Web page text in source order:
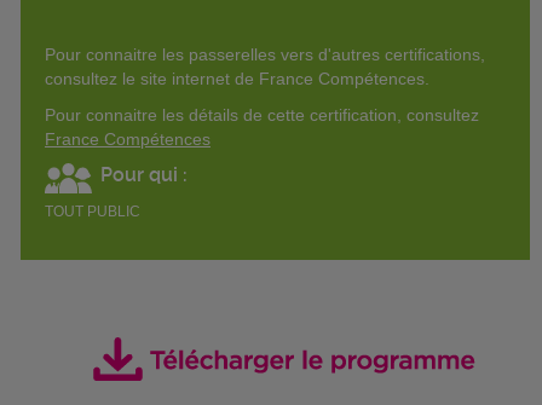
Pour connaitre les passerelles vers d'autres certifications,
consultez le site internet de France Compétences.
Pour connaitre les détails de cette certification, consultez
France Compétences
Pour qui :
TOUT PUBLIC